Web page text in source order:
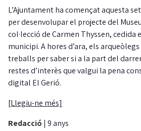
L’Ajuntament ha començat aquesta
per desenvolupar el projecte del
col·lecció de Carmen Thyssen, cedida
municipi. A hores d’ara, els
treballs per saber si a la part del
restes d’interès que valgui la pena
digital El Gerió.
[Llegiu-ne més]
Redacció | 9 anys